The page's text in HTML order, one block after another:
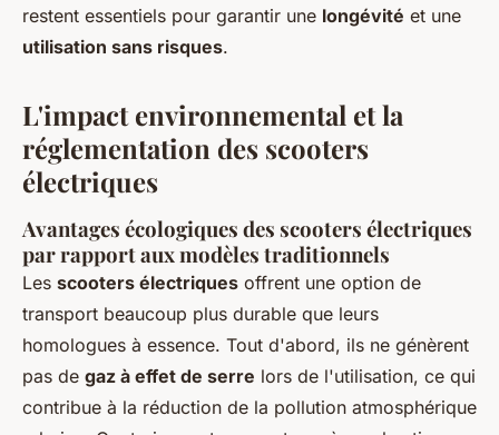
restent essentiels pour garantir une longévité et une
utilisation sans risques.
L'impact environnemental et la
réglementation des scooters
électriques
Avantages écologiques des scooters électriques
par rapport aux modèles traditionnels
Les scooters électriques offrent une option de
transport beaucoup plus durable que leurs
homologues à essence. Tout d'abord, ils ne génèrent
pas de gaz à effet de serre lors de l'utilisation, ce qui
contribue à la réduction de la pollution atmosphérique